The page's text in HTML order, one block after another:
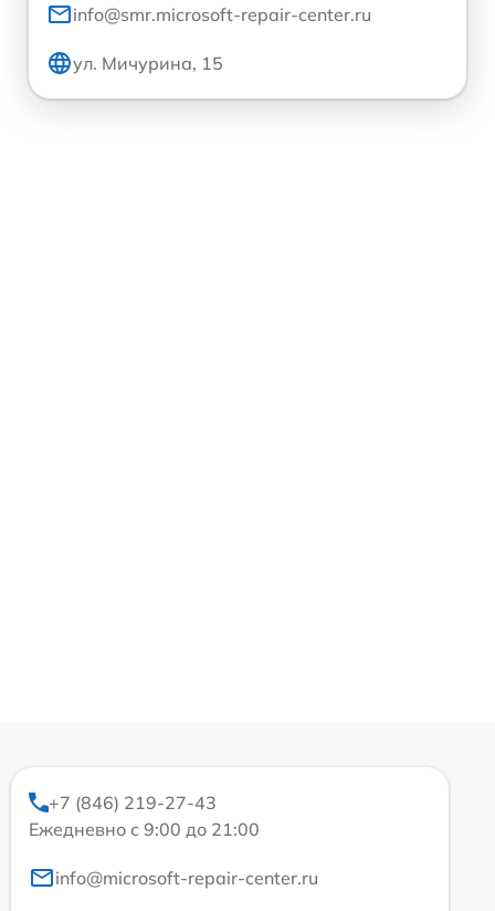
info@smr.microsoft-repair-center.ru
ул. Мичурина, 15
+7 (846) 219-27-43
Ежедневно с 9:00 до 21:00
info@microsoft-repair-center.ru